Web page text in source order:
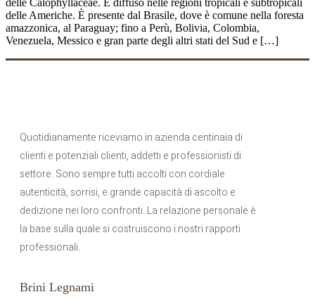
delle Americhe. È presente dal Brasile, dove è comune nella foresta
amazzonica, al Paraguay; fino a Perù, Bolivia, Colombia,
Venezuela, Messico e gran parte degli altri stati del Sud e […]
Quotidianamente riceviamo in azienda centinaia di
clienti e potenziali clienti, addetti e professionisti di
settore. Sono sempre tutti accolti con cordiale
autenticità, sorrisi, e grande capacità di ascolto e
dedizione nei loro confronti. La relazione personale è
la base sulla quale si costruiscono i nostri rapporti
professionali.
Brini Legnami